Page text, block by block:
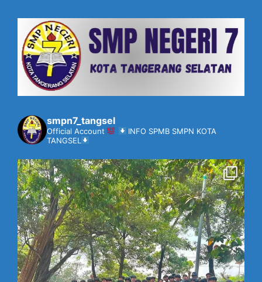
smpn7_tangsel
Official Account
INFO SPMB SMPN KOTA
TANGSEL